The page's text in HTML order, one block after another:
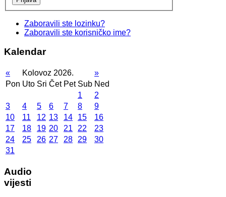
Zaboravili ste lozinku?
Zaboravili ste korisničko ime?
Kalendar
« Kolovoz 2026.
»
Pon Uto Sri Čet Pet Sub Ned
1
2
3
4 5 6 7 8
9
10
11 12 13 14 15
16
17
18 19 20 21 22
23
24
25 26 27 28 29
30
31
Audio
vijesti